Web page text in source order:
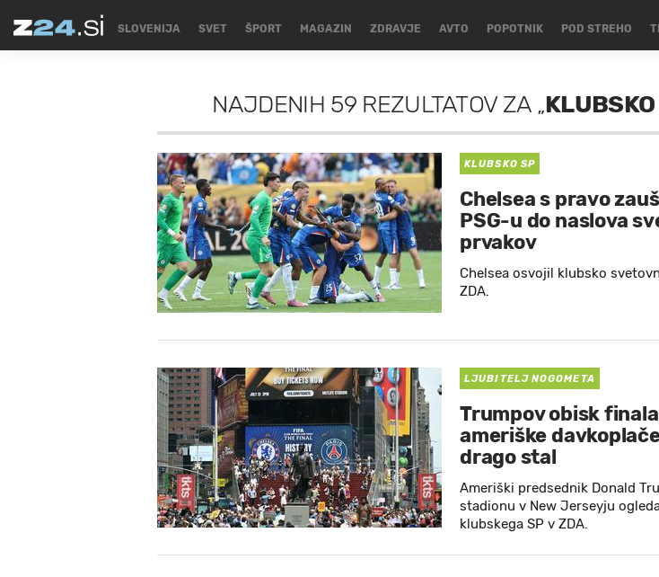
SLOVENIJA SVET ŠPORT MAGAZIN ZDRAVJE AVTO POPOTNIK POD STREHO
NAJDENIH 59 REZULTATOVZA„
KLUBSKO SP
Chelsea s pravo
PSG-u do naslova
prvakov
Chelsea osvojil klubsko
ZDA.
LJUBITELJ NOGOMETA
Trumpov obisk
ameriške
drago stal
Ameriški predsednik Donald
stadionu v New Jerseyju
klubskega SP v ZDA.